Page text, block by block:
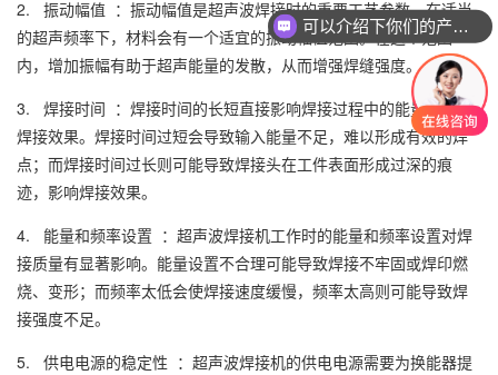
2. 振动幅值 ：振动幅值是超声波焊接时的重要工艺参数。在适当
的超声频率下，材料会有一个适宜的振动幅值范围。在这个范围
内，增加振幅有助于超声能量的发散，从而增强焊缝强度。
3. 焊接时间 ：焊接时间的长短直接影响焊接过程中的能量输入和
焊接效果。焊接时间过短会导致输入能量不足，难以形成有效的焊
点；而焊接时间过长则可能导致焊接头在工件表面形成过深的痕
迹，影响焊接效果。
4. 能量和频率设置 ：超声波焊接机工作时的能量和频率设置对焊
接质量有显著影响。能量设置不合理可能导致焊接不牢固或焊印燃
烧、变形；而频率太低会使焊接速度缓慢，频率太高则可能导致焊
接强度不足。
5. 供电电源的稳定性 ：超声波焊接机的供电电源需要为换能器提
可以介绍下你们的产品么？